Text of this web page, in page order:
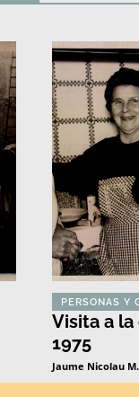
PERSONAS Y
Visita a la
1975
Jaume Nicolau